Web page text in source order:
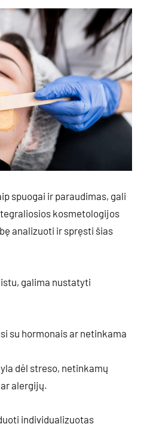
spuogai ir paraudimas, gali
kosmetologijos
analizuoti ir spręsti šias
galima nustatyti
su hormonais ar netinkama
dėl streso, netinkamų
alergijų.
individualizuotas